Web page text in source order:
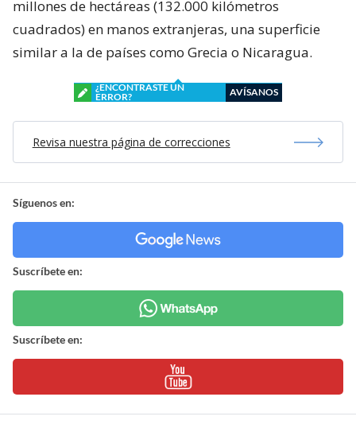
millones de hectáreas (132.000 kilómetros
cuadrados) en manos extranjeras, una superficie
similar a la de países como Grecia o Nicaragua.
¿ENCONTRASTE UN
ERROR?
AVÍSANOS
Revisa nuestra página de correcciones
Síguenos en:
Suscríbete en:
Suscríbete en: